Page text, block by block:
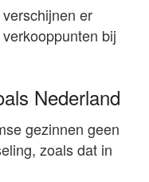
er
bij
Nederland
gezinnen geen
zoals dat in